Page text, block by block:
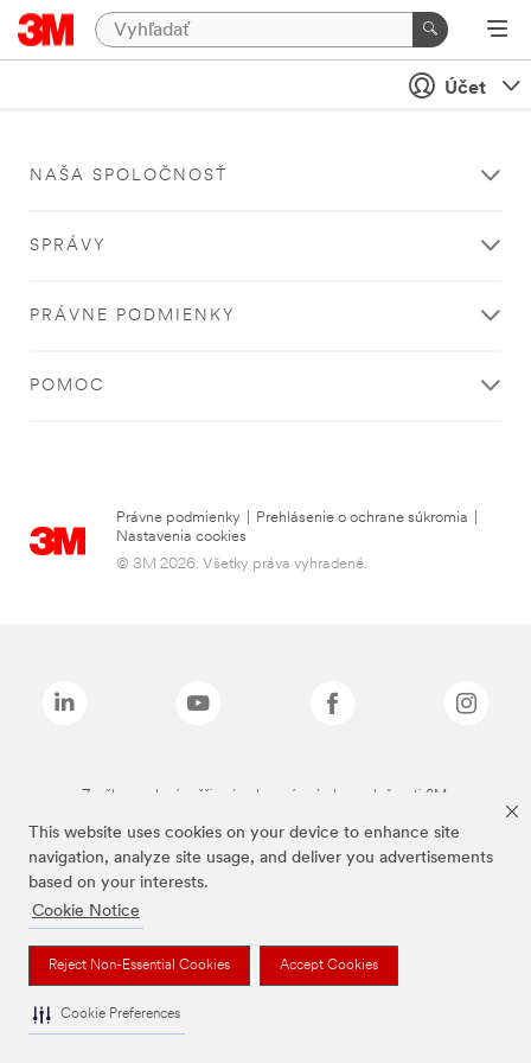
This website uses cookies on your device to enhance site
navigation, analyze site usage, and deliver you advertisements
based on your interests.
Cookie Notice
Reject Non-Essential Cookies Accept Cookies
Cookie Preferences
Účet
NAŠA SPOLOČNOSŤ
SPRÁVY
PRÁVNE PODMIENKY
POMOC
Právne podmienky Prehlásenie o ochrane súkromia
Nastavenia cookies
© 3M 2026. Všetky práva vyhradené.
Značky uvedené vyššie sú ochranné známky spoločnosti 3M.